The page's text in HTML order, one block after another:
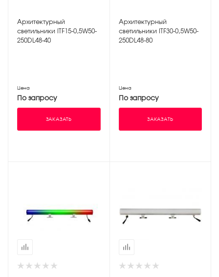
Архитектурный
светильники ITF15-0,5W50-
250DL48-40
Цена
По запросу
ЗАКАЗАТЬ
Архитектурный
светильники ITF30-0,5W50-
250DL48-80
Цена
По запросу
ЗАКАЗАТЬ